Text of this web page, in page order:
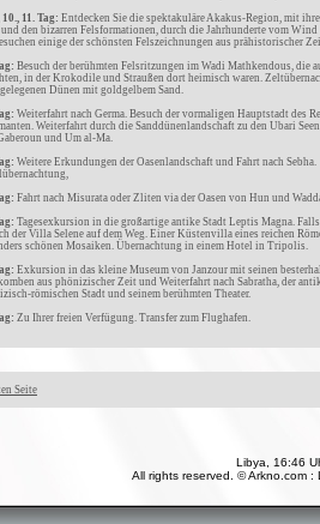
10., 11. Tag: Entdecken Sie die spektakuläre Akakus-Region, mit
und den bizarren Felsformationen, durch die Jahrhunderte vom
einige der schönsten Felszeichnungen aus prähistorischer
Besuch der berühmten Felsritzungen im Wadi Mathkendous, die
in der Krokodile und Straußen dort heimisch waren.
Dünen mit goldgelbem Sand.
Weiterfahrt nach Germa. Besuch der vormaligen Hauptstadt des
Weiterfahrt durch die Sanddünenlandschaft zu den Ubari
und Um al-Ma.
Weitere Erkundungen der Oasenlandschaft und Fahrt nach Sebha.
Fahrt nach Misurata oder Zliten via der Oasen von Hun und
Tagesexkursion in die großartige antike Stadt Leptis Magna.
der Villa Selene auf dem Weg. Einer Küstenvilla eines reichen
schönen Mosaiken. Übernachtung in einem Hotel in Tripolis.
Exkursion in das kleine Museum von Janzour mit seinen
aus phönizischer Zeit und Weiterfahrt nach Sabratha, der
römischen Stadt und seinem berühmten Theater.
Zu Ihrer freien Verfügung. Transfer zum Flughafen.
Seite
Libya, 16:46
All rights reserved. © Arkno.com